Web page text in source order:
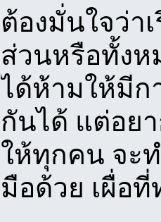
ต้องมั่นใจว่า
ส่วนหรือทั้งห
ได้ห้ามให้มีก
กันได้ แต่อยา
ให้ทุกคน จะ
มือด้วย เผื่อ